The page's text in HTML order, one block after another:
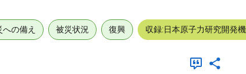
への備え 被災状況 復興 収録:日本原子力研究開発